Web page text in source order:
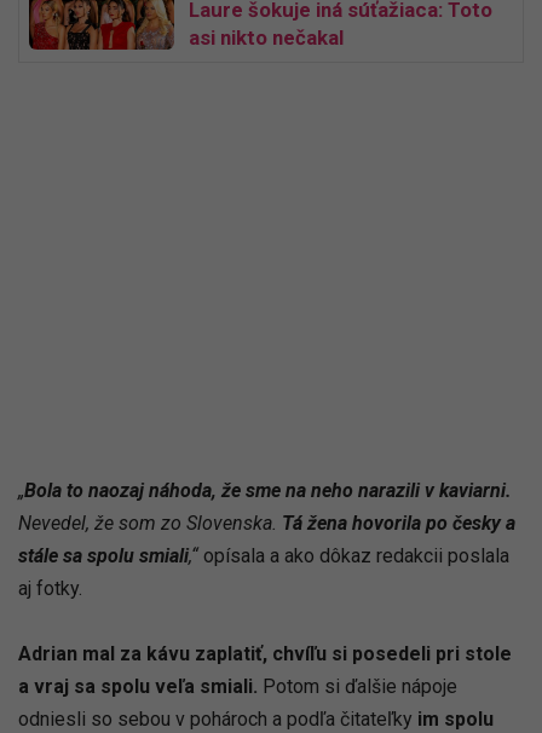
Laure šokuje iná súťažiaca: Toto
asi nikto nečakal
„Bola to naozaj náhoda, že sme na neho narazili v kaviarni.
Nevedel, že som zo Slovenska. Tá žena hovorila po česky a
stále sa spolu smiali,“ opísala a ako dôkaz redakcii poslala
aj fotky.
Adrian mal za kávu zaplatiť, chvíľu si posedeli pri stole
a vraj sa spolu veľa smiali. Potom si ďalšie nápoje
odniesli so sebou v pohároch a podľa čitateľky im spolu